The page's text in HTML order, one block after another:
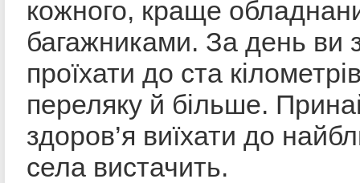
кожного, краще
багажниками. За день ви
проїхати до ста
переляку й більше.
здоров’я виїхати до
села вистачить.